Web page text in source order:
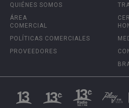
QUIÉNES SOMOS
ÁREA
COMERCIAL
POLÍTICAS COMERCIALES
PROVEEDORES